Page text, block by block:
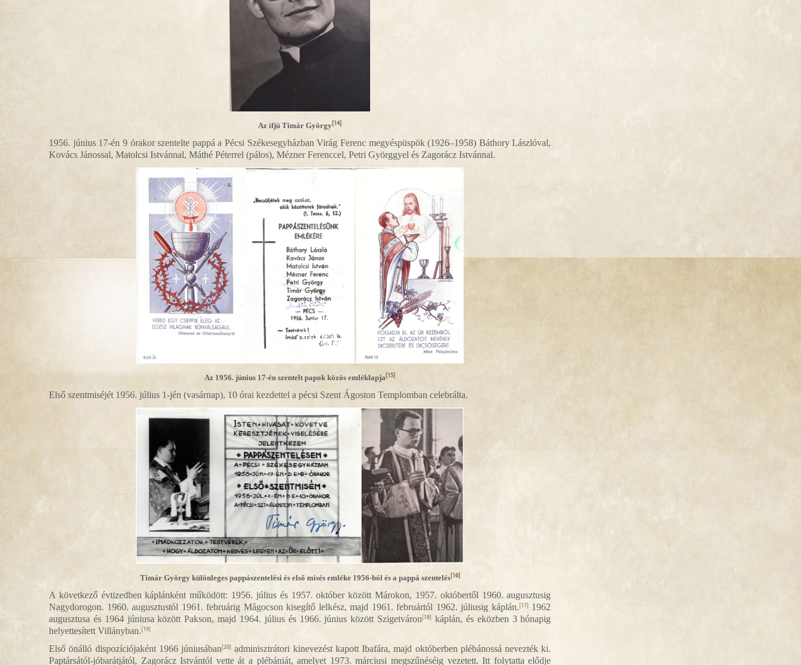
Az ifjú Timár György [14]
1956. június 17-én 9 órakor szentelte pappá a Pécsi Székesegyházban Virág Ferenc megyéspüspök (1926–1958) Báthory Lászlóval,
Kovács Jánossal, Matolcsi Istvánnal, Máthé Péterrel (pálos), Mézner Ferenccel, Petri Györggyel és Zagorácz Istvánnal.
Az 1956. június 17-én szentelt papok közös emléklapja [15]
Első szentmiséjét 1956. július 1-jén (vasárnap), 10 órai kezdettel a pécsi Szent Ágoston Templomban celebrálta.
Timár György különleges pappászentelési és első misés emléke 1956-ból és a pappá szentelés[16]
A következő évtizedben káplánként működött: 1956. július és 1957. október között Márokon, 1957. októbertől 1960. augusztusig
Nagydorogon. 1960. augusztustól 1961. februárig Mágocson kisegítő lelkész, majd 1961. februártól 1962. júliusig káplán. [17]
1962
augusztusa és 1964 júniusa között Pakson, majd 1964. július és 1966. június között Szigetváron [18]
káplán, és eközben 3 hónapig
helyettesített Villányban. [19]
Első önálló dispozíciójaként 1966 júniusában [20]
adminisztrátori kinevezést kapott Ibafára, majd októberben plébánossá nevezték ki.
Paptársától-jóbarátjától, Zagorácz Istvántól vette át a plébániát, amelyet 1973. márciusi megszűnéséig vezetett. Itt folytatta elődje